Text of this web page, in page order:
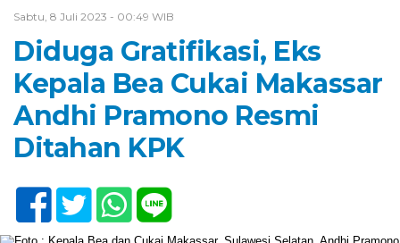
Sabtu, 8 Juli 2023 - 00:49 WIB
Diduga Gratifikasi, Eks
Kepala Bea Cukai Makassar
Andhi Pramono Resmi
Ditahan KPK